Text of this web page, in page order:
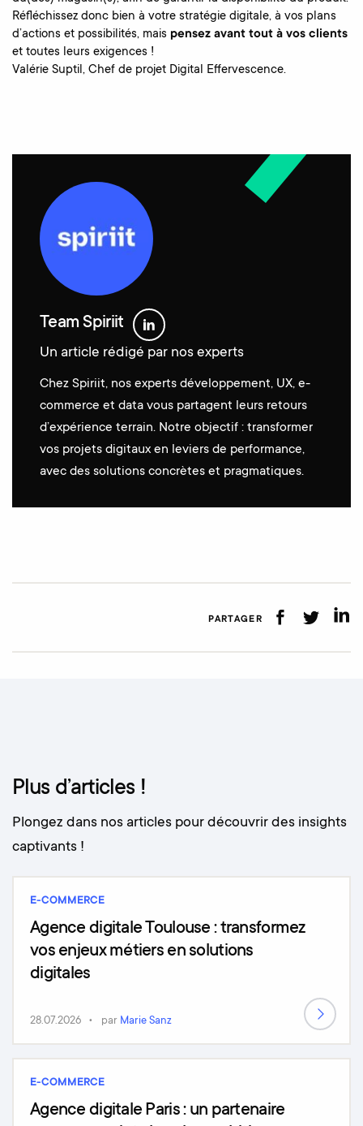
Réfléchissez donc bien à votre stratégie digitale, à vos plans
d’actions et possibilités, mais pensez avant tout à vos clients
et toutes leurs exigences !
Valérie Suptil, Chef de projet Digital Effervescence.
Team Spiriit
Un article rédigé par nos experts
Chez Spiriit, nos experts développement, UX, e-
commerce et data vous partagent leurs retours
d’expérience terrain. Notre objectif : transformer
vos projets digitaux en leviers de performance,
avec des solutions concrètes et pragmatiques.
PARTAGER
Plus d’articles !
Plongez dans nos articles pour découvrir des insights
captivants !
E-COMMERCE
Agence digitale Toulouse : transformez
vos enjeux métiers en solutions
digitales
28.07.2026 par Marie Sanz
E-COMMERCE
Agence digitale Paris : un partenaire